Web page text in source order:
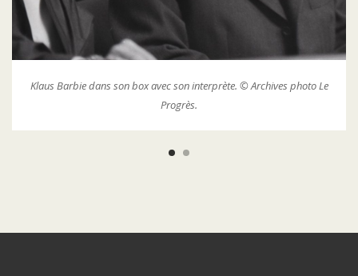
Le procès de Klaus Barbie, un procès médiatique. © Archives photo
Le Progrès.